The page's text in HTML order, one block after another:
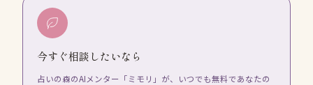
今すぐ相談したいなら
占いの森のAIメンター「ミモリ」が、いつでも無料であなたの